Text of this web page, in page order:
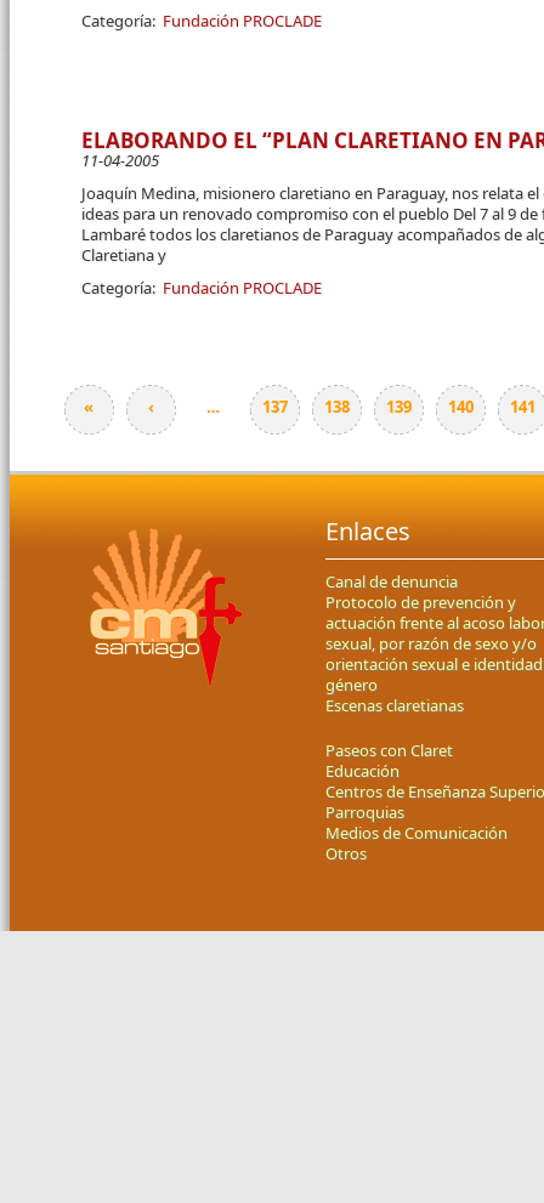
Categoría: Fundación PROCLADE
ELABORANDO EL “PLAN CLARETIANO EN
11-04-2005
Joaquín Medina, misionero claretiano en Paraguay, nos relata
ideas para un renovado compromiso con el pueblo Del 7 al 9
Lambaré todos los claretianos de Paraguay acompañados de
Claretiana y
Categoría: Fundación PROCLADE
Páginas
« ‹ … 137 138 139 140 141
Enlaces
Canal de denuncia
Protocolo de prevención y
actuación frente al acoso
sexual, por razón de sexo y/o
orientación sexual e
género
Escenas claretianas
Paseos con Claret
Educación
Centros de Enseñanza
Parroquias
Medios de Comunicación
Otros